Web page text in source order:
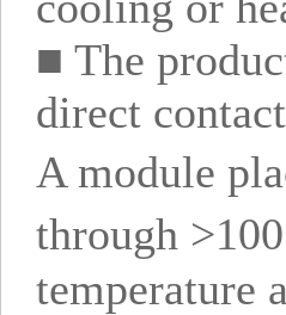
■ The
direct
A module
through
temperature